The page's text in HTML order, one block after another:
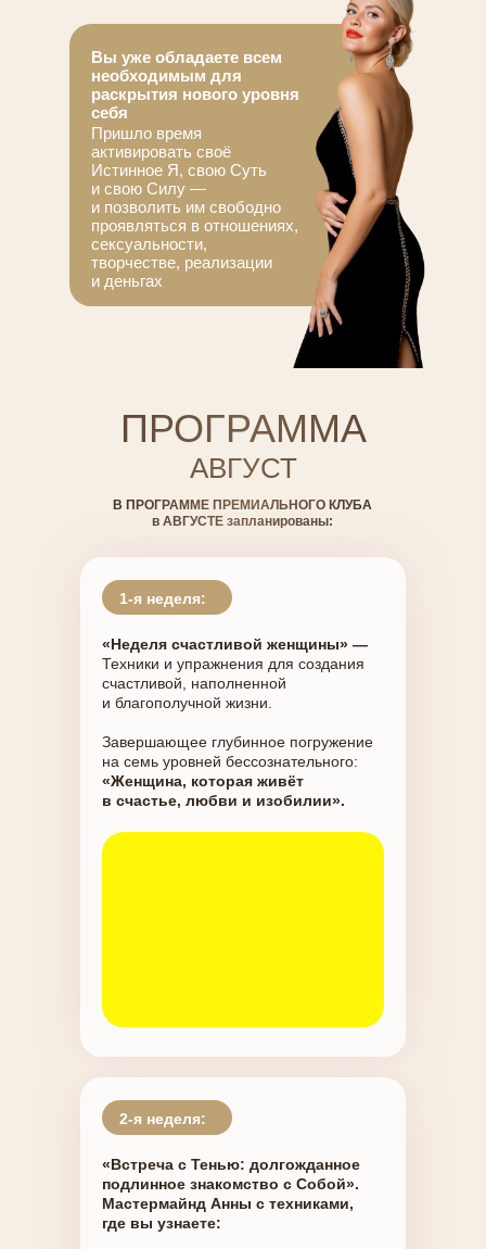
Вы уже обладаете всем
необходимым для
раскрытия нового уровня
себя
Пришло время
активировать своё
Истинное Я, свою Суть
и свою Силу —
и позволить им свободно
проявляться в отношениях,
сексуальности,
творчестве, реализации
и деньгах
АВГУСТ
ПРОГРАММА
В ПРОГРАММЕ ПРЕМИАЛЬНОГО КЛУБА
в АВГУСТЕ запланированы:
«Неделя счастливой женщины» —
Техники и упражнения для создания
счастливой, наполненной
и благополучной жизни.
Завершающее глубинное погружение
на семь уровней бессознательного:
«Женщина, которая живёт
в счастье, любви и изобилии».
1-я неделя:
«Встреча с Тенью: долгожданное
подлинное знакомство с Собой».
Мастермайнд Анны с техниками,
где вы узнаете:
2-я неделя: